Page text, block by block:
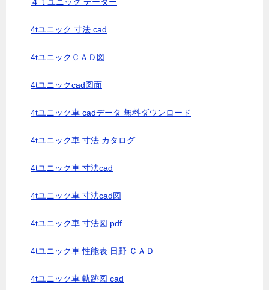
4tユニック 寸法 cad
4tユニックＣＡＤ図
4tユニックcad図面
4tユニック車 cadデータ 無料ダウンロード
4tユニック車 寸法 カタログ
4tユニック車 寸法cad
4tユニック車 寸法cad図
4tユニック車 寸法図 pdf
4tユニック車 性能表 日野 ＣＡＤ
4tユニック車 軌跡図 cad